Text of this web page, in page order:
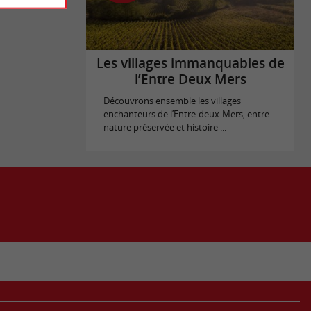
Les villages immanquables de
l’Entre Deux Mers
Découvrons ensemble les villages
enchanteurs de l’Entre-deux-Mers, entre
nature préservée et histoire ...